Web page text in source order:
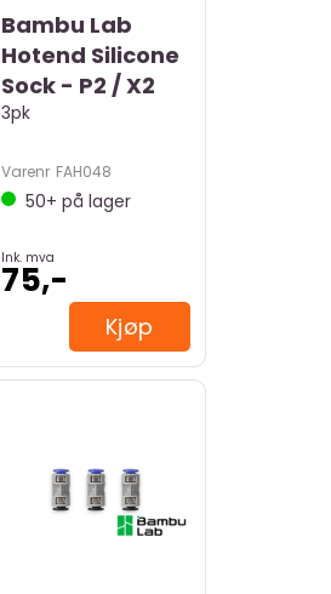
Bambu Lab
Hotend Silicone
Sock - P2 / X2
3pk
Varenr FAH048
50+ på lager
Ink. mva
75,-
Kjøp